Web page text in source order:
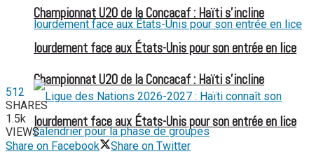
Championnat U20 de la Concacaf : Haïti s’incline
lourdement face aux États-Unis pour son entrée en lice
Championnat U20 de la Concacaf : Haïti s’incline
lourdement face aux États-Unis pour son entrée en lice
512
SHARES
1.5k
VIEWS
Share on Facebook
Share on Twitter